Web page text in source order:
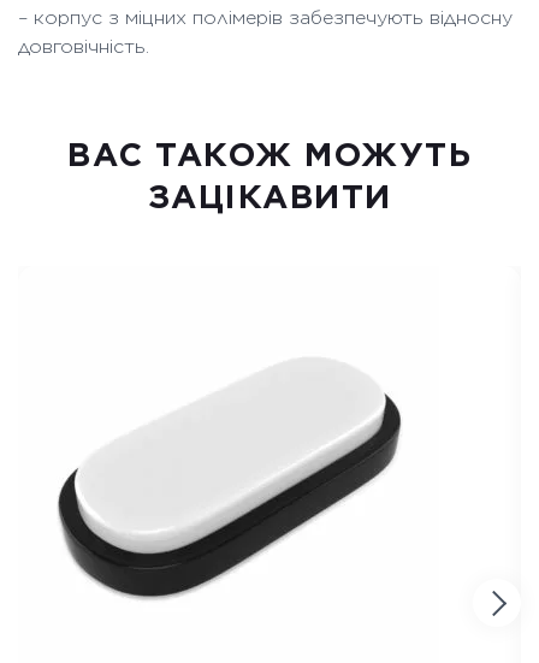
– корпус з міцних полімерів забезпечують відносну
довговічність.
ВАC ТАКОЖ МОЖУТЬ
ЗАЦІКАВИТИ